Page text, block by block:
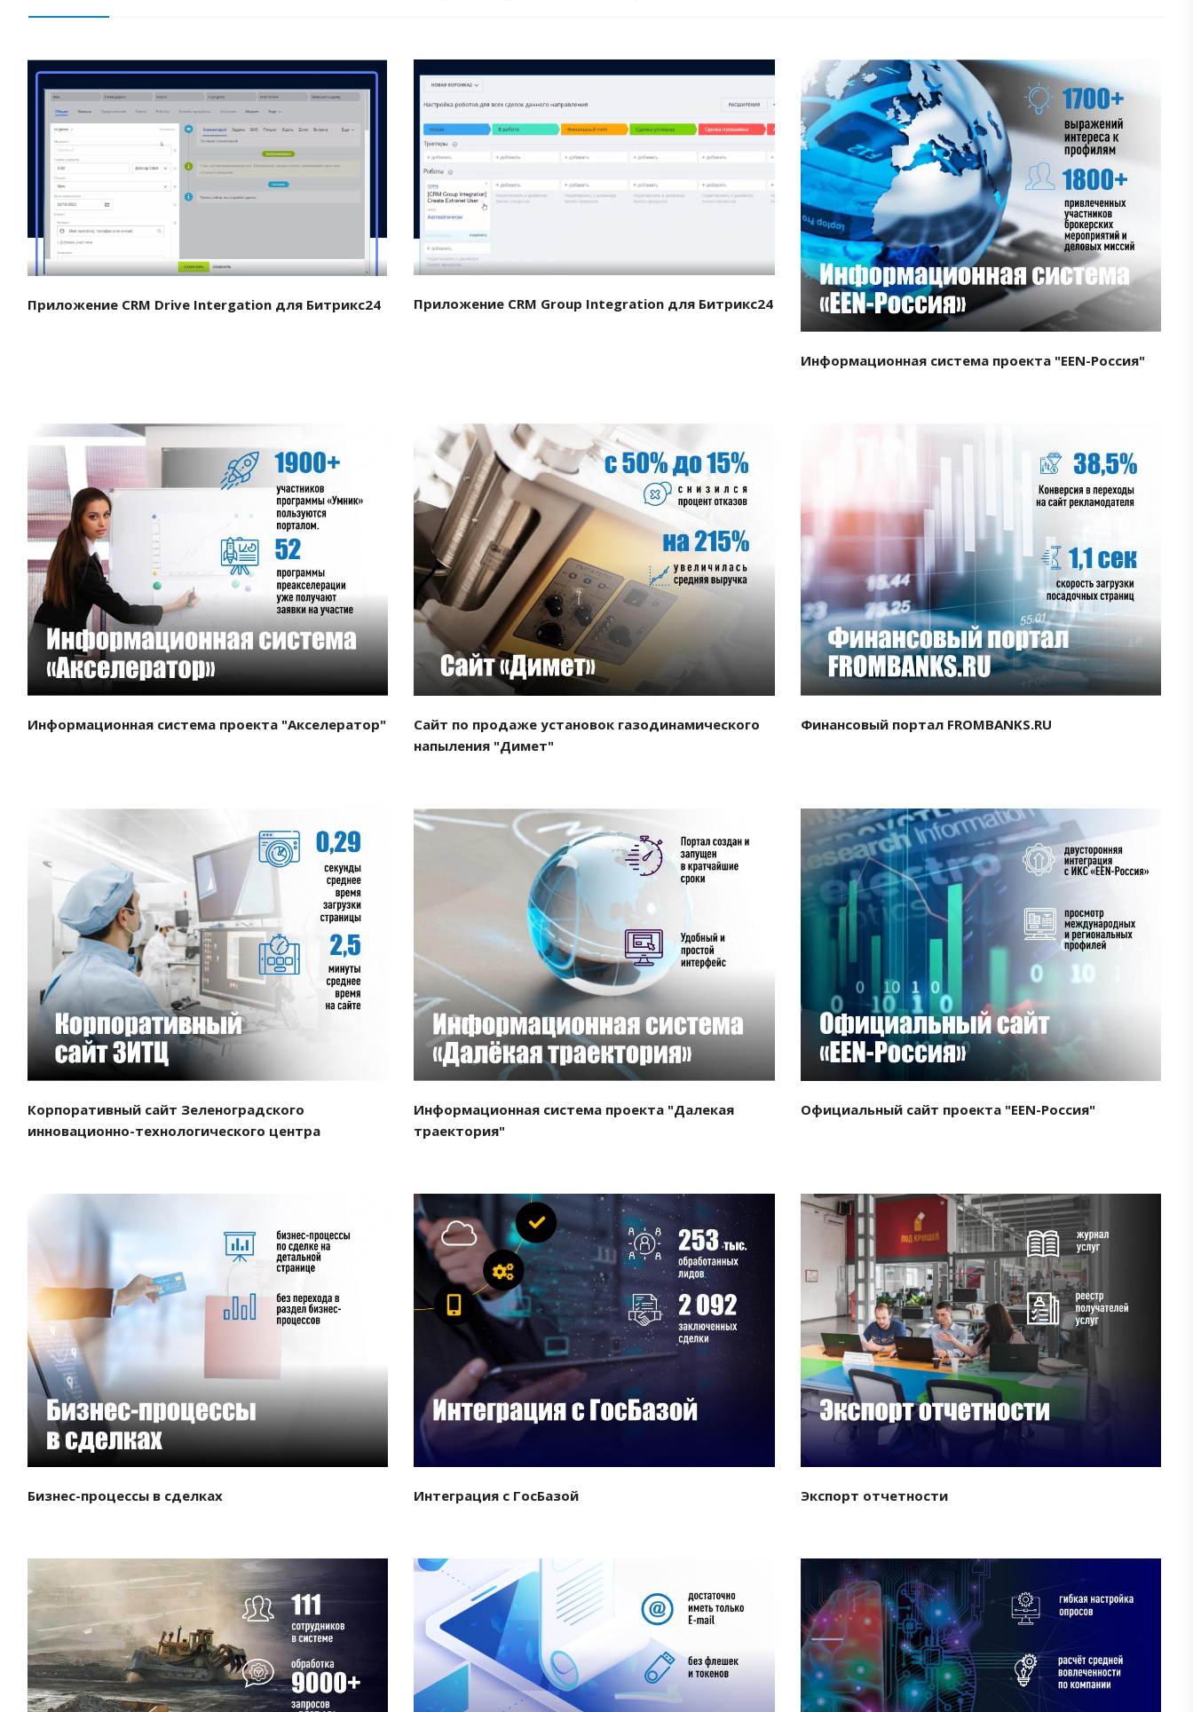
Смотреть проект
Приложение CRM Drive Intergation для Битрикс24 Приложение CRM Group Integration для Битрикс24
Смотреть проект
Информационная система проекта "EEN-Россия"
Смотреть проект
Информационная система проекта "Акселератор"
Смотреть проект
Сайт по продаже установок газодинамического
напыления "Димет"
Смотреть проект
Финансовый портал FROMBANKS.RU
Смотреть проект
Корпоративный сайт Зеленоградского
инновационно-технологического центра
Смотреть проект
Информационная система проекта "Далекая
траектория"
Смотреть проект
Официальный сайт проекта "EEN-Россия"
Бизнес-процессы в сделках
Смотреть проект
Интеграция с ГосБазой
Смотреть проект
Экспорт отчетности
Смотреть проект Смотреть проект Смотреть проект